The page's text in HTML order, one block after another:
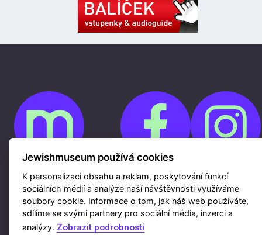
Cookies
Ochrana osobních údajů
Whistleblowing
Kontakty
Mapa webu
Webdesign a hosting Nux s.r.o.
Jewishmuseum používá cookies
K personalizaci obsahu a reklam, poskytování funkcí
sociálních médií a analýze naší návštěvnosti využíváme
soubory cookie. Informace o tom, jak náš web používáte,
sdílíme se svými partnery pro sociální média, inzerci a
analýzy. Zobrazit podrobnosti